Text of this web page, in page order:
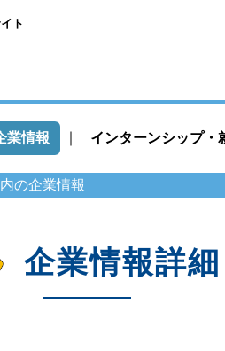
ト
業情報 インターンシップ・
の企業情報
企業情報詳細